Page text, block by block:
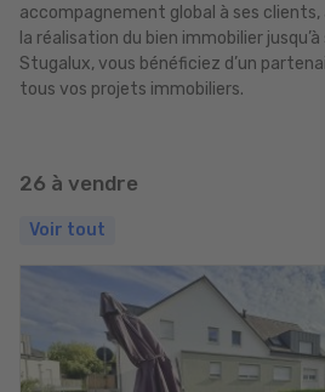
accompagnement global à ses
la réalisation du bien immobilier
Stugalux, vous bénéficiez d’un
tous vos projets immobiliers.
26 à vendre
Voir tout